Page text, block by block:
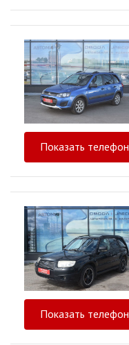
Показать телефон
Показать телефон